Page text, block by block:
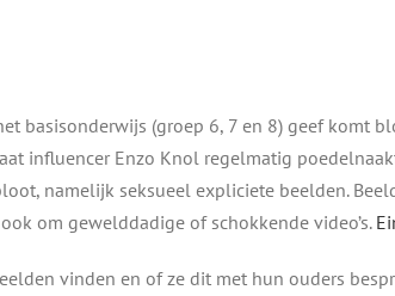
basisonderwijs (groep 6, 7 en 8) geef komt
influencer Enzo Knol regelmatig
namelijk seksueel expliciete beelden.
om gewelddadige of schokkende video’s.
vinden en of ze dit met hun ouders